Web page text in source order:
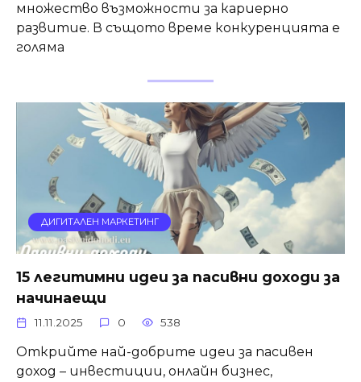
множество възможности за кариерно
развитие. В същото време конкуренцията е
голяма
ДИГИТАЛЕН МАРКЕТИНГ
15 легитимни идеи за пасивни доходи за
начинаещи
11.11.2025 0 538
Открийте най-добрите идеи за пасивен
доход – инвестиции, онлайн бизнес,